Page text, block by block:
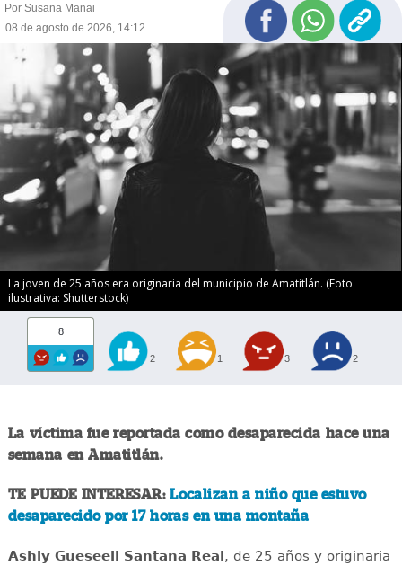
Por Susana Manai
08 de agosto de 2026, 14:12
La joven de 25 años era originaria del municipio de Amatitlán. (Foto
ilustrativa: Shutterstock)
8
2 1 3 2
La víctima fue reportada como desaparecida hace una
semana en Amatitlán.
TE PUEDE INTERESAR:Localizan a niño que estuvo
desaparecido por 17 horas en una montaña
Ashly Gueseell Santana Real, de 25 años y originaria